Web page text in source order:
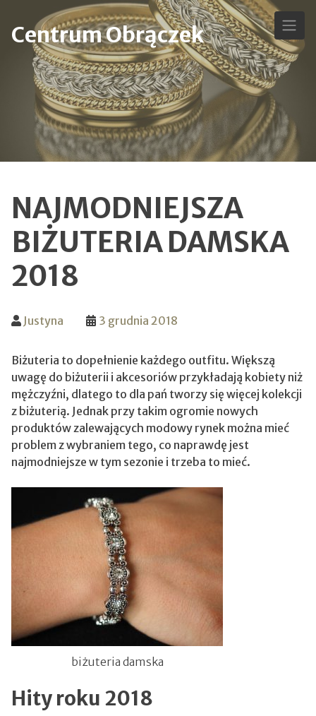
content
Centrum Obrączek
NAJMODNIEJSZA
BIŻUTERIA DAMSKA
2018
Justyna 3 grudnia 2018
Biżuteria to dopełnienie każdego outfitu. Większą
uwagę do biżuterii i akcesoriów przykładają kobiety niż
mężczyźni, dlatego to dla pań tworzy się więcej kolekcji
z biżuterią. Jednak przy takim ogromie nowych
produktów zalewających modowy rynek można mieć
problem z wybraniem tego, co naprawdę jest
najmodniejsze w tym sezonie i trzeba to mieć.
biżuteria damska
Hity roku 2018